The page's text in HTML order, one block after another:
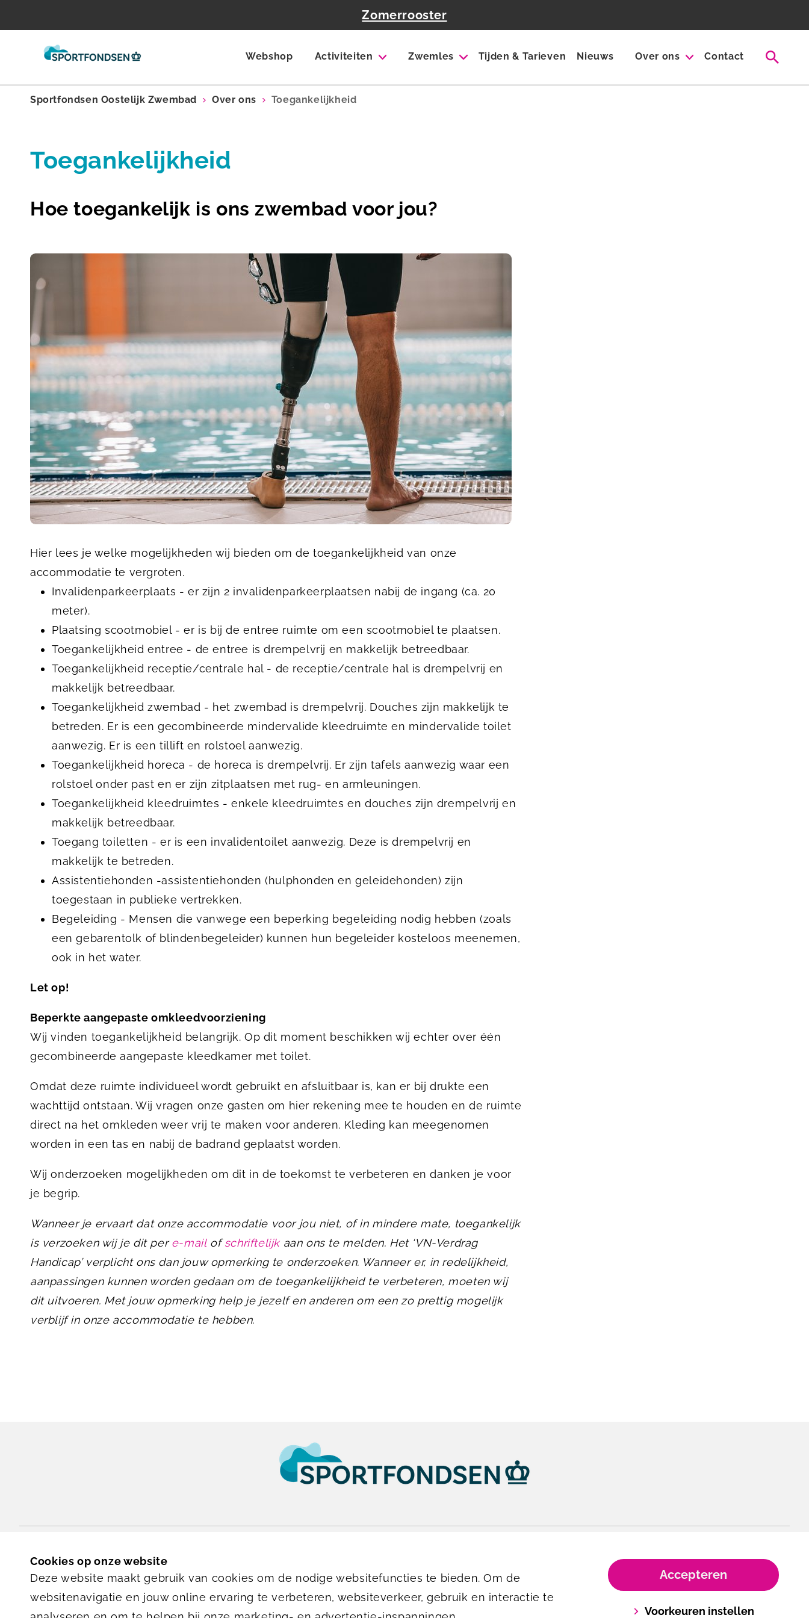
Zomerrooster
Webshop Activiteiten Zwemles Tijden & Tarieven Nieuws Over ons Contact
Sportfondsen Oostelijk Zwembad Over ons Toegankelijkheid
Toegankelijkheid
Hoe toegankelijk is ons zwembad voor jou?
Hier lees je welke mogelijkheden wij bieden om de toegankelijkheid van onze
accommodatie te vergroten.
Invalidenparkeerplaats - er zijn 2 invalidenparkeerplaatsen nabij de ingang (ca. 20
meter).
Plaatsing scootmobiel - er is bij de entree ruimte om een scootmobiel te plaatsen.
Toegankelijkheid entree - de entree is drempelvrij en makkelijk betreedbaar.
Toegankelijkheid receptie/centrale hal - de receptie/centrale hal is drempelvrij en
makkelijk betreedbaar.
Toegankelijkheid zwembad - het zwembad is drempelvrij. Douches zijn makkelijk te
betreden. Er is een gecombineerde mindervalide kleedruimte en mindervalide toilet
aanwezig. Er is een tillift en rolstoel aanwezig.
Toegankelijkheid horeca - de horeca is drempelvrij. Er zijn tafels aanwezig waar een
rolstoel onder past en er zijn zitplaatsen met rug- en armleuningen.
Toegankelijkheid kleedruimtes - enkele kleedruimtes en douches zijn drempelvrij en
makkelijk betreedbaar.
Toegang toiletten - er is een invalidentoilet aanwezig. Deze is drempelvrij en
makkelijk te betreden.
Assistentiehonden -assistentiehonden (hulphonden en geleidehonden) zijn
toegestaan in publieke vertrekken.
Begeleiding - Mensen die vanwege een beperking begeleiding nodig hebben (zoals
een gebarentolk of blindenbegeleider) kunnen hun begeleider kosteloos meenemen,
ook in het water.
Let op!
Beperkte aangepaste omkleedvoorziening
Wij vinden toegankelijkheid belangrijk. Op dit moment beschikken wij echter over één
gecombineerde aangepaste kleedkamer met toilet.
Omdat deze ruimte individueel wordt gebruikt en afsluitbaar is, kan er bij drukte een
wachttijd ontstaan. Wij vragen onze gasten om hier rekening mee te houden en de ruimte
direct na het omkleden weer vrij te maken voor anderen. Kleding kan meegenomen
worden in een tas en nabij de badrand geplaatst worden.
Wij onderzoeken mogelijkheden om dit in de toekomst te verbeteren en danken je voor
je begrip.
Wanneer je ervaart dat onze accommodatie voor jou niet, of in mindere mate, toegankelijk
is verzoeken wij je dit per e-mail of schriftelijk aan ons te melden. Het ‘VN-Verdrag
Handicap’ verplicht ons dan jouw opmerking te onderzoeken. Wanneer er, in redelijkheid,
aanpassingen kunnen worden gedaan om de toegankelijkheid te verbeteren, moeten wij
dit uitvoeren. Met jouw opmerking help je jezelf en anderen om een zo prettig mogelijk
verblijf in onze accommodatie te hebben.
Gerdesiaweg 480
3061 RA Rotterdam
info.oostelijk@sportfondsen.nl
© Koninklijke Sportfondsen 2026
Cookies op onze website
Deze website maakt gebruik van cookies om de nodige websitefuncties te bieden. Om de
websitenavigatie en jouw online ervaring te verbeteren, websiteverkeer, gebruik en interactie te
Accepteren
Voorkeuren instellen